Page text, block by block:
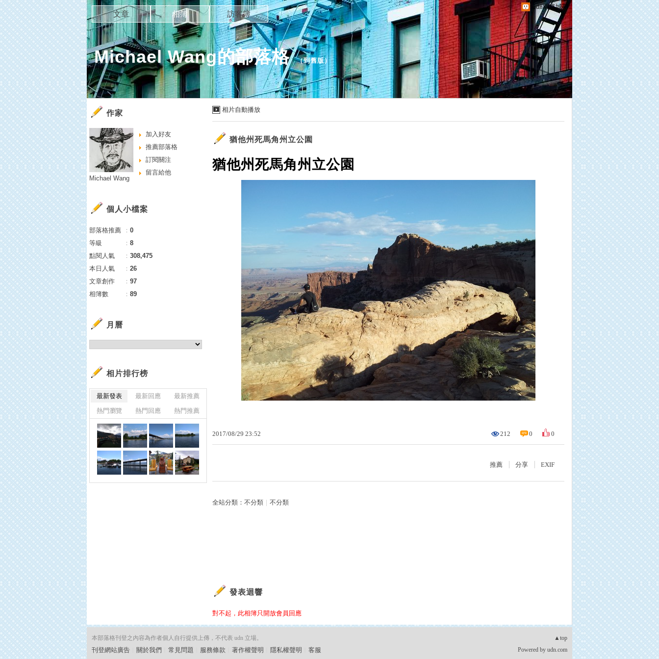
udn網路城邦
Michael Wang的部落格（到舊版）
文章 相簿 訪客簿
相片自動播放
猶他州死馬角州立公園
猶他州死馬角州立公園
2017/08/29 23:52 212 0 0
推薦 分享 EXIF
全站分類： 不分類 不分類
發表迴響
對不起，此相簿只開放會員回應
作家
加入好友
推薦部落格
訂閱關注
留言給他
Michael Wang
個人小檔案
部落格推薦 ： 0
等級
： 8
點閱人氣
： 308,475
本日人氣
： 26
文章創作
： 97
相簿數
： 89
月曆
相片排行榜
最新發表 最新回應
最新推薦
熱門瀏覽
熱門回應 熱門推薦
▲top
本部落格刊登之內容為作者個人自行提供上傳，不代表 udn 立場。
刊登網站廣告 關於我們 常見問題 服務條款 著作權聲明 隱私權聲明 客服 Powered by udn.com